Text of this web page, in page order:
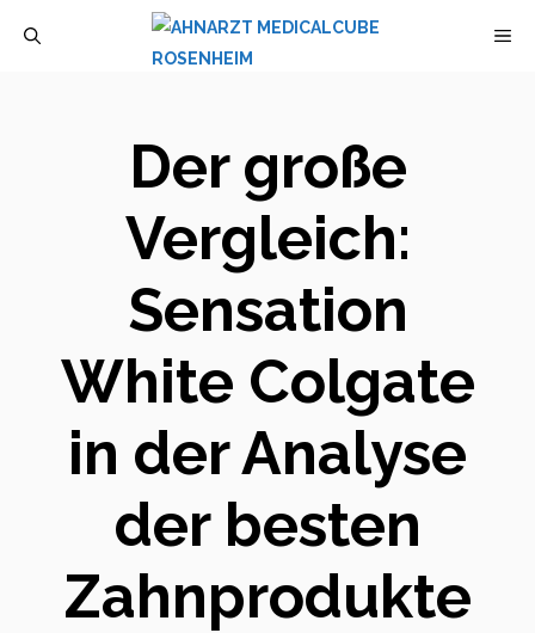
Der große
Vergleich:
Sensation
White Colgate
in der Analyse
der besten
Zahnprodukte